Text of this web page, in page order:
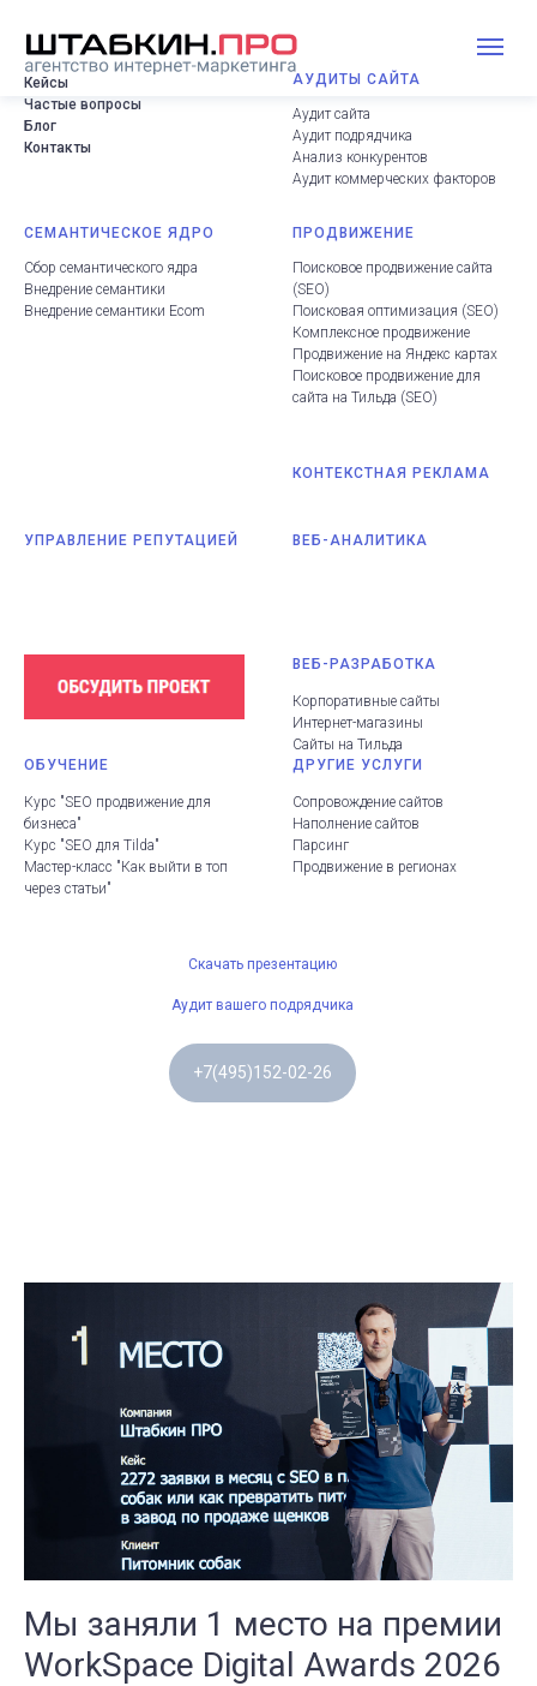
Кейсы
Частые вопросы
Блог
Контакты
АУДИТЫ САЙТА
Аудит сайта
Аудит подрядчика
Анализ конкурентов
Аудит коммерческих факторов
СЕМАНТИЧЕСКОЕ ЯДРО
Сбор семантического ядра
Внедрение семантики
Внедрение семантики Ecom
ПРОДВИЖЕНИЕ
Поисковое продвижение сайта
(SEO)
Поисковая оптимизация (SEO)
Комплексное продвижение
Продвижение на Яндекс картах
Поисковое продвижение для
сайта на Тильда (SEO)
КОНТЕКСТНАЯ РЕКЛАМА
УПРАВЛЕНИЕ РЕПУТАЦИЕЙ ВЕБ-АНАЛИТИКА
ВЕБ-РАЗРАБОТКА
Корпоративные сайты
Интернет-магазины
Сайты на Тильда
ОБУЧЕНИЕ
Курс "SEO продвижение для
бизнеса"
Курс "SEO для Tilda"
Мастер-класс "Как выйти в топ
через статьи"
ДРУГИЕ УСЛУГИ
Сопровождение сайтов
Наполнение сайтов
Парсинг
Продвижение в регионах
Скачать презентацию
Аудит вашего подрядчика
+7(495)152-02-26
Мы заняли 1 место на премии
WorkSpace Digital Awards 2026